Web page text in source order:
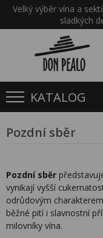
Velký výběr vína a
sladkých
KATALOG
Pozdní sběr
Pozdní sběr
vynikají vyšší
odrůdovým
běžné pití i slavnostní
milovníky vína.